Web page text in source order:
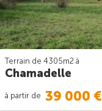
Terrain de 4305m2 à
Chamadelle
à partir de 39 000 €